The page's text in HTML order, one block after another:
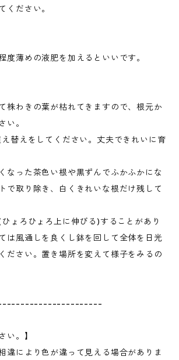
ください。
薄めの液肥を加えるといいです。
株わきの葉が枯れてきますので、根元か
い。
替えをしてください。丈夫できれいに育
なった茶色い根や黒ずんでふかふかにな
で取り除き、白くきれいな根だけ残して
ょろひょろ上に伸びる)することがあり
は風通しを良くし鉢を回して全体を日光
ださい。置き場所を変えて様子をみるの
い。】
違により色が違って見える場合がありま